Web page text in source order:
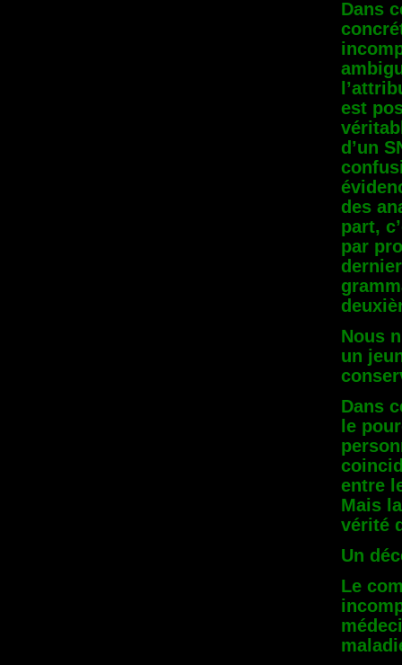
Dans
est
d’un
des
part,
par
Nous
un
Dans
le
entre
Mais
vérité
Un
Le